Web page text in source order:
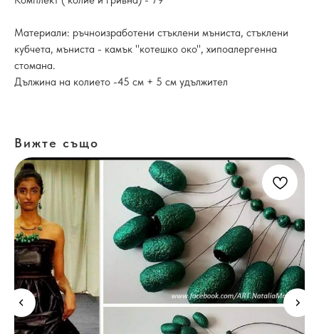
Материали: ръчноизработени стъклени мъниста, стъклени
кубчета, мъниста - камък "котешко око", хипоалергенна
стомана.
Дължина на колието -45 см + 5 см удължител
Вижте също